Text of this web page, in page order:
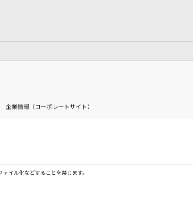
企業情報（コーポレートサイト）
イル化などすることを禁じます。